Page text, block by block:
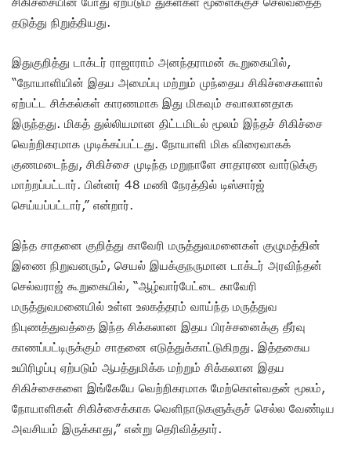
தடுத்து நிறுத்தியது.
இதுகுறித்து டாக்டர் ராஜாராம் அனந்தராமன் கூறுகையில்,
“நோயாளியின் இதய அமைப்பு மற்றும் முந்தைய சிகிச்சைகளால்
ஏற்பட்ட சிக்கல்கள் காரணமாக இது மிகவும் சவாலானதாக
இருந்தது. மிகத் துல்லியமான திட்டமிடல் மூலம் இந்தச் சிகிச்சை
வெற்றிகரமாக முடிக்கப்பட்டது. நோயாளி மிக விரைவாகக்
குணமடைந்து, சிகிச்சை முடிந்த மறுநாளே சாதாரண வார்டுக்கு
மாற்றப்பட்டார். பின்னர் 48 மணி நேரத்தில் டிஸ்சார்ஜ்
செய்யப்பட்டார்,” என்றார்.
இந்த சாதனை குறித்து காவேரி மருத்துவமனைகள் குழுமத்தின்
இணை நிறுவனரும், செயல் இயக்குநருமான டாக்டர் அரவிந்தன்
செல்வராஜ் கூறுகையில், “ஆழ்வார்பேட்டை காவேரி
மருத்துவமனையில் உள்ள உலகத்தரம் வாய்ந்த மருத்துவ
நிபுணத்துவத்தை இந்த சிக்கலான இதய பிரச்சனைக்கு தீர்வு
காணப்பட்டிருக்கும் சாதனை எடுத்துக்காட்டுகிறது. இத்தகைய
உயிரிழப்பு ஏற்படும் ஆபத்துமிக்க மற்றும் சிக்கலான இதய
சிகிச்சைகளை இங்கேயே வெற்றிகரமாக மேற்கொள்வதன் மூலம்,
நோயாளிகள் சிகிச்சைக்காக வெளிநாடுகளுக்குச் செல்ல வேண்டிய
அவசியம் இருக்காது,” என்று தெரிவித்தார்.